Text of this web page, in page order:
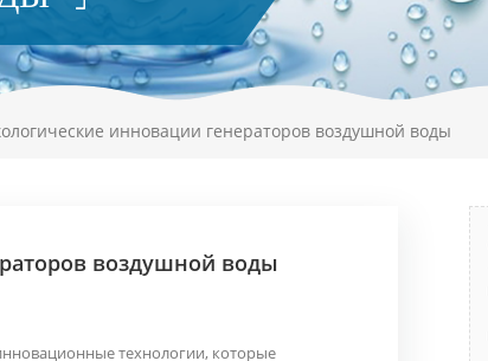
инновации генераторов воздушной воды
воздушной воды
технологии, которые